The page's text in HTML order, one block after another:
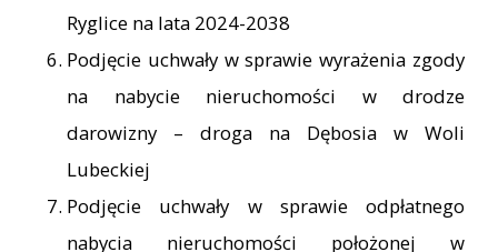
Ryglice na lata 2024-2038
Podjęcie uchwały w sprawie wyrażenia zgody
na nabycie nieruchomości w drodze
darowizny – droga na Dębosia w Woli
Lubeckiej
Podjęcie uchwały w sprawie odpłatnego
nabycia nieruchomości położonej w